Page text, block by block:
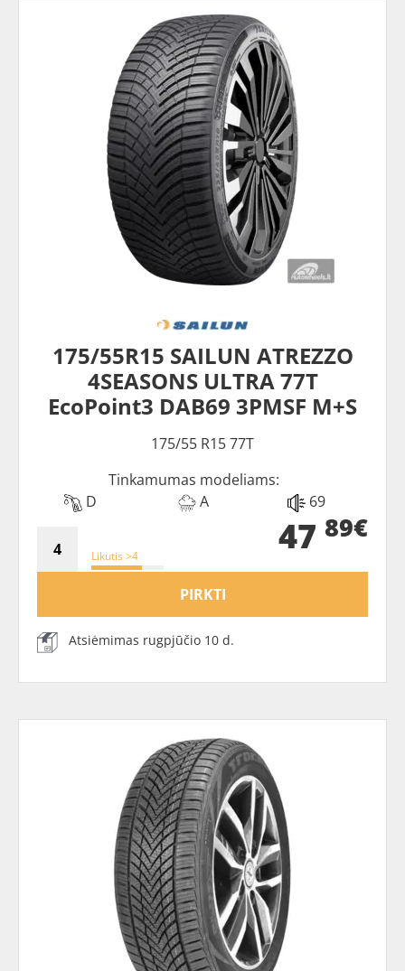
175/55R15 SAILUN ATREZZO
4SEASONS ULTRA 77T
EcoPoint3 DAB69 3PMSF M+S
175/55 R15 77T
Tinkamumas modeliams:
D
A 69
Likutis >4 47 89€
PIRKTI
Atsiėmimas rugpjūčio 10 d.